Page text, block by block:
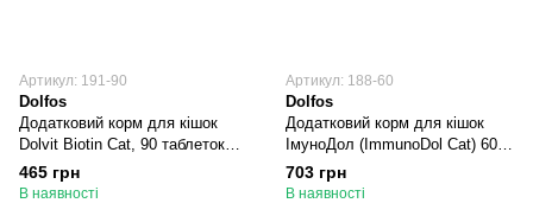
Артикул: 191-90
Dolfos
Додатковий корм для кішок
Dolvit Biotin Cat, 90 таблеток
для здоров'я шкіри та шерсті
котів
465 грн
В наявності
Артикул: 188-60
Dolfos
Додатковий корм для кішок
ІмуноДол (ImmunoDol Cat) 60
таблеток Дольфос (DOLFOS)
703 грн
В наявності